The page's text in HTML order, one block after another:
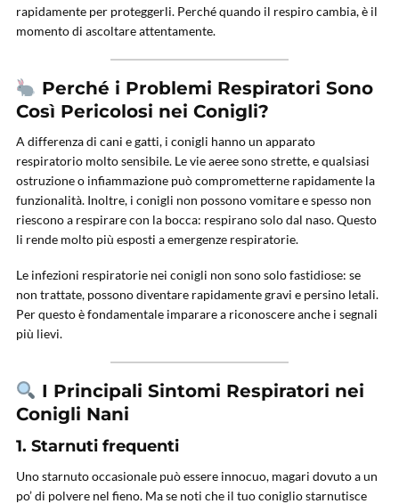
rapidamente per proteggerli. Perché quando il respiro cambia, è il
momento di ascoltare attentamente.
Perché i Problemi Respiratori Sono
Così Pericolosi nei Conigli?
A differenza di cani e gatti, i conigli hanno un apparato
respiratorio molto sensibile. Le vie aeree sono strette, e qualsiasi
ostruzione o infiammazione può comprometterne rapidamente la
funzionalità. Inoltre, i conigli non possono vomitare e spesso non
riescono a respirare con la bocca: respirano solo dal naso. Questo
li rende molto più esposti a emergenze respiratorie.
Le infezioni respiratorie nei conigli non sono solo fastidiose: se
non trattate, possono diventare rapidamente gravi e persino letali.
Per questo è fondamentale imparare a riconoscere anche i segnali
più lievi.
I Principali Sintomi Respiratori nei
Conigli Nani
1. Starnuti frequenti
Uno starnuto occasionale può essere innocuo, magari dovuto a un
po’ di polvere nel fieno. Ma se noti che il tuo coniglio starnutisce